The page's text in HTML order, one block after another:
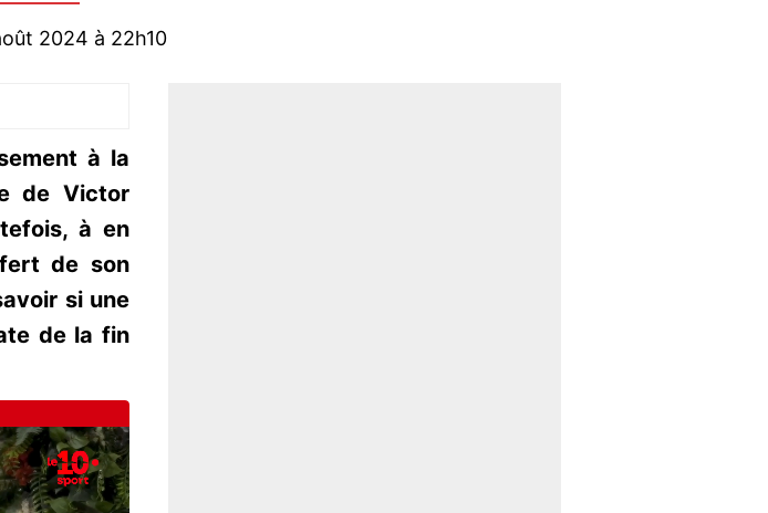
2024 à 22h10
à la
de Victor
à en
de son
si une
de la fin